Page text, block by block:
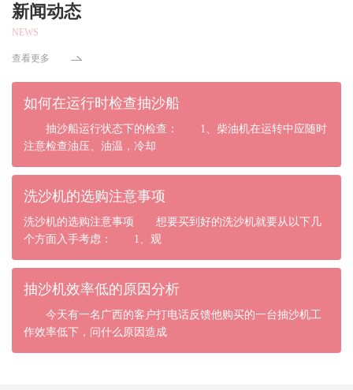
新闻动态
NEWS
查看更多
如何在运行时检查抽沙船
抽沙船运行状态下的检查： 1、柴油机在运转中应随时
注意检查油压、油温，冷却
洗沙机的选购注意事项
洗沙机的选购注意事项 想要买到好的洗沙机就要从以下几
个方面入手考虑： 1、观
抽沙机效率低的原因分析
今天有一名广西的客户打电话反馈他购买的一台抽沙机工
作效率低下，问什么原因造成